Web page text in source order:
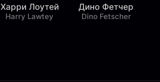
Харри Лоутей
Harry Lawtey
Дино Фетчер
Dino Fetscher